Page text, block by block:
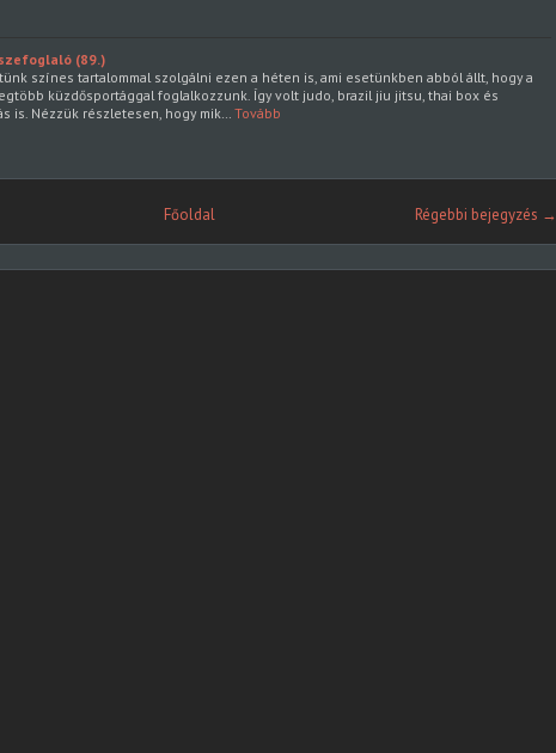
(89.)
színes tartalommal szolgálni ezen a héten is, ami esetünkben abból állt, hogy a
küzdősportággal foglalkozzunk. Így volt judo, brazil jiu jitsu, thai box és
is. Nézzük részletesen, hogy mik…
Tovább
Régebbi bejegyzés →
Főoldal